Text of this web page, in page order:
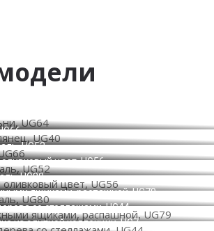
UG64
UG40
UG52
цвет, UG56
UG80
ящиками, распашной, UG79
со стеллажами, UG44
из элитной коллекции, UG7